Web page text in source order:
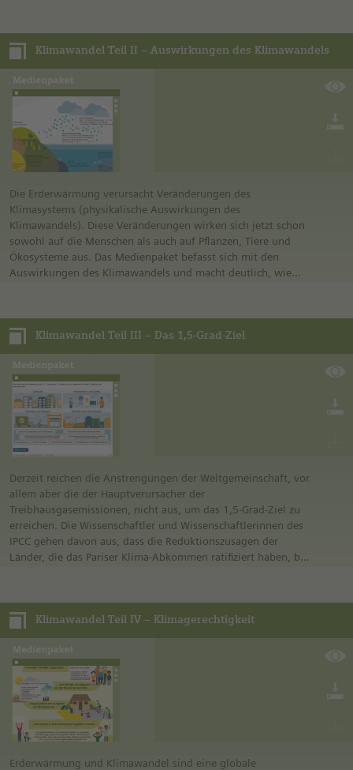
wachsender Klimaangst in der Gesellschaft.
Die in diesem Medienpaket enthaltenen Medien behandeln
die Themen:
• Natürlicher Treibhauseffekt
• Anthropogener Treibhauseffekt
• Treibhausgase
Klimawandel Teil II – Auswirkungen des Klimawandels
Die Erderwärmung verursacht Veränderungen des
Klimasystems (physikalische Auswirkungen des
Klimawandels). Diese Veränderungen wirken sich jetzt schon
sowohl auf die Menschen als auch auf Pflanzen, Tiere und
Ökosysteme aus. Das Medienpaket befasst sich mit den
Auswirkungen des Klimawandels und macht deutlich, wie
und erklärt, warum es wichtig ist, vom bisherigen 2 °C-Ziel
abzuweichen und eine Erderwärmung auf maximal 1,5 °C
über vorindustriellem Niveau zu begrenzen.
Klimawandel Teil III – Das 1,5-Grad-Ziel
Derzeit reichen die Anstrengungen der Weltgemeinschaft, vor
allem aber die der Hauptverursacher der
Treibhausgasemissionen, nicht aus, um das 1,5-Grad-Ziel zu
erreichen. Die Wissenschaftler und Wissenschaftlerinnen des
IPCC gehen davon aus, dass die Reduktionszusagen der
Länder, die das Pariser Klima-Abkommen ratifiziert haben, bis
erheblich steigern, um das 1,5-Grad-Ziel noch zu erreichen.
Selbst ein sofortiger Stopp aller CO2-Emissionen wäre nicht
mehr ausreichend. So geht es auch darum, der Atmosphäre
CO2 zu entziehen.
Das Medienpaket befasst sich mit den Möglichkeiten, das 1,5-
Grad-Ziel noch zu erreichen. Maßnahmen dazu werden
behandelt. Die Vor- und Nachteile der einzelnen Maßnahmen
sollen erarbeitet werden.
Klimawandel Teil IV – Klimagerechtigkeit
Erderwärmung und Klimawandel sind eine globale